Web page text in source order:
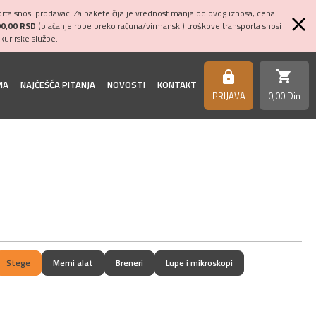
snosi prodavac. Za pakete čija je vrednost manja od ovog iznosa, cena
RSD (plaćanje robe preko računa/virmanski) troškove transporta snosi
službe.
NAJČEŠĆA PITANJA NOVOSTI KONTAKT https
PRIJAVA
shopping_cart
0,00 Din
Stege Merni alat Breneri Lupe i mikroskopi